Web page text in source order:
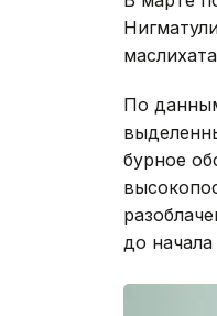
По
бурное
до